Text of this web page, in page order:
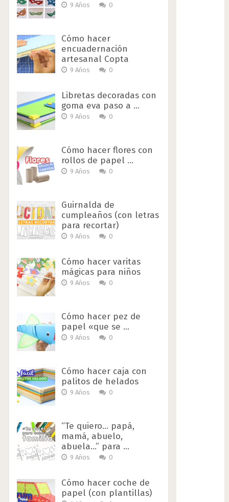
9 Años 0
Cómo hacer
encuadernación
artesanal Copta
9 Años 0
Libretas decoradas con
goma eva paso a …
9 Años 0
Cómo hacer flores con
rollos de papel …
9 Años 0
Guirnalda de
cumpleaños (con letras
para recortar)
9 Años 0
Cómo hacer varitas
mágicas para niños
9 Años 0
Cómo hacer pez de
papel «que se …
9 Años 0
Cómo hacer caja con
palitos de helados
9 Años 0
“Te quiero… papá,
mamá, abuelo,
abuela…” para …
9 Años 0
Cómo hacer coche de
papel (con plantillas)